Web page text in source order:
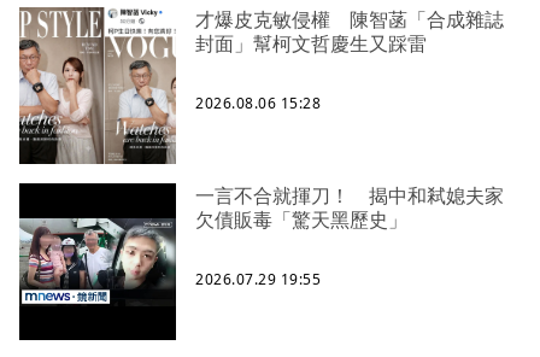
才爆皮克敏侵權 陳智菡「合成雜誌
封面」幫柯文哲慶生又踩雷
2026.08.06 15:28
一言不合就揮刀！ 揭中和弒媳夫家
欠債販毒「驚天黑歷史」
2026.07.29 19:55